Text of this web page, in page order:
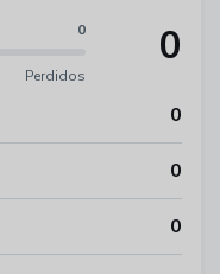
0
Perdidos
0
0
0
0